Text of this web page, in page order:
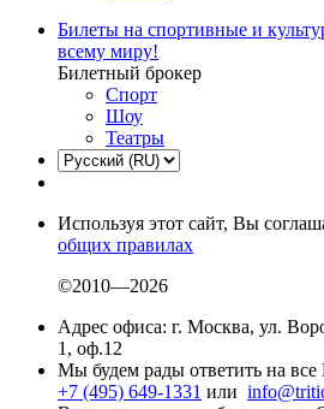
Билеты на спортивные и
всему миру!
Билетный брокер
Спорт
Шоу
Театры
Используя этот сайт, Вы
общих правилах
©2010—2026
Адрес офиса: г. Москва, ул.
1, оф.12
Мы будем рады ответить на
+7 (495) 649-1331 или